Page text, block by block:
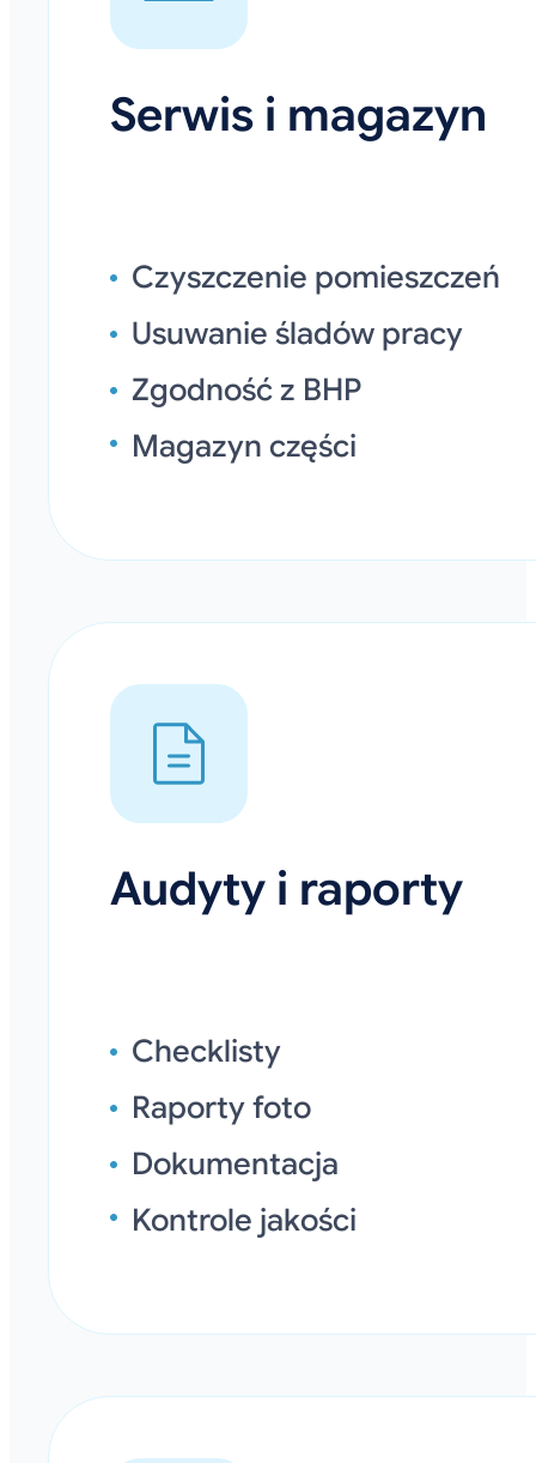
Serwis i magazyn
Czyszczenie pomieszczeń
Usuwanie śladów pracy
Zgodność z BHP
Magazyn części
Audyty i raporty
Checklisty
Raporty foto
Dokumentacja
Kontrole jakości